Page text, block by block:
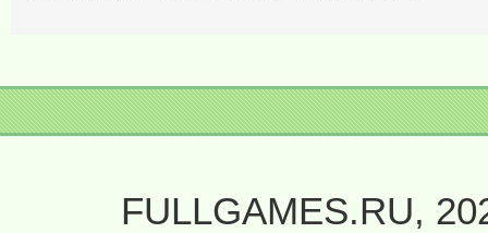
FULLGAMES.RU,